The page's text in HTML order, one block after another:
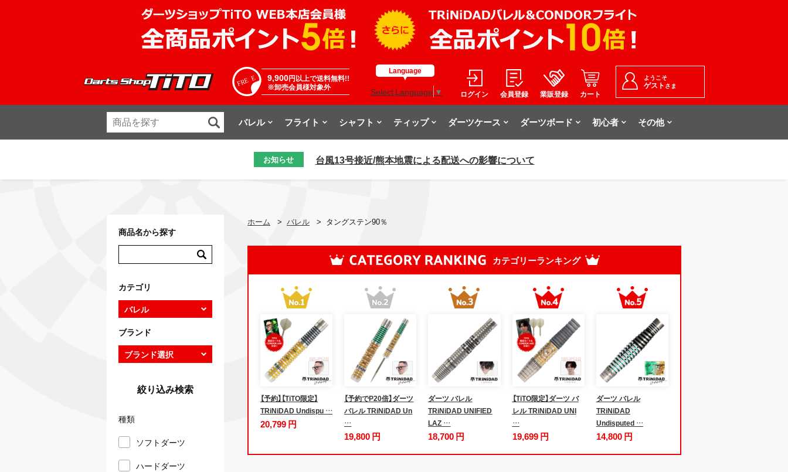
9,900円以上で送料無料!!
※卸売会員様対象外
Language
Select Language ▼ ログイン 会員登録 業販登録 カート
ようこそ
ゲスト さま
バレル フライト シャフト ティップ ダーツケース ダーツボード 初心者 その他
お知らせ 台風13号接近/熊本地震による配送への影響について
ホーム > バレル > タングステン90％
カテゴリーランキング
【予約】【TiTO限定】
TRiNiDAD Undispu …
20,799 円
【予約でP20倍】ダーツ
バレル TRiNiDAD Un
…
19,800 円
ダーツ バレル
TRiNiDAD UNIFIED
LAZ …
18,700 円
【TiTO限定】ダーツ バ
レル TRiNiDAD UNI
…
19,699 円
ダーツ バレル
TRiNiDAD
Undisputed …
14,800 円
商品名から探す
カテゴリ
ブランド
絞り込み検索
種類
ソフトダーツ
ハードダーツ